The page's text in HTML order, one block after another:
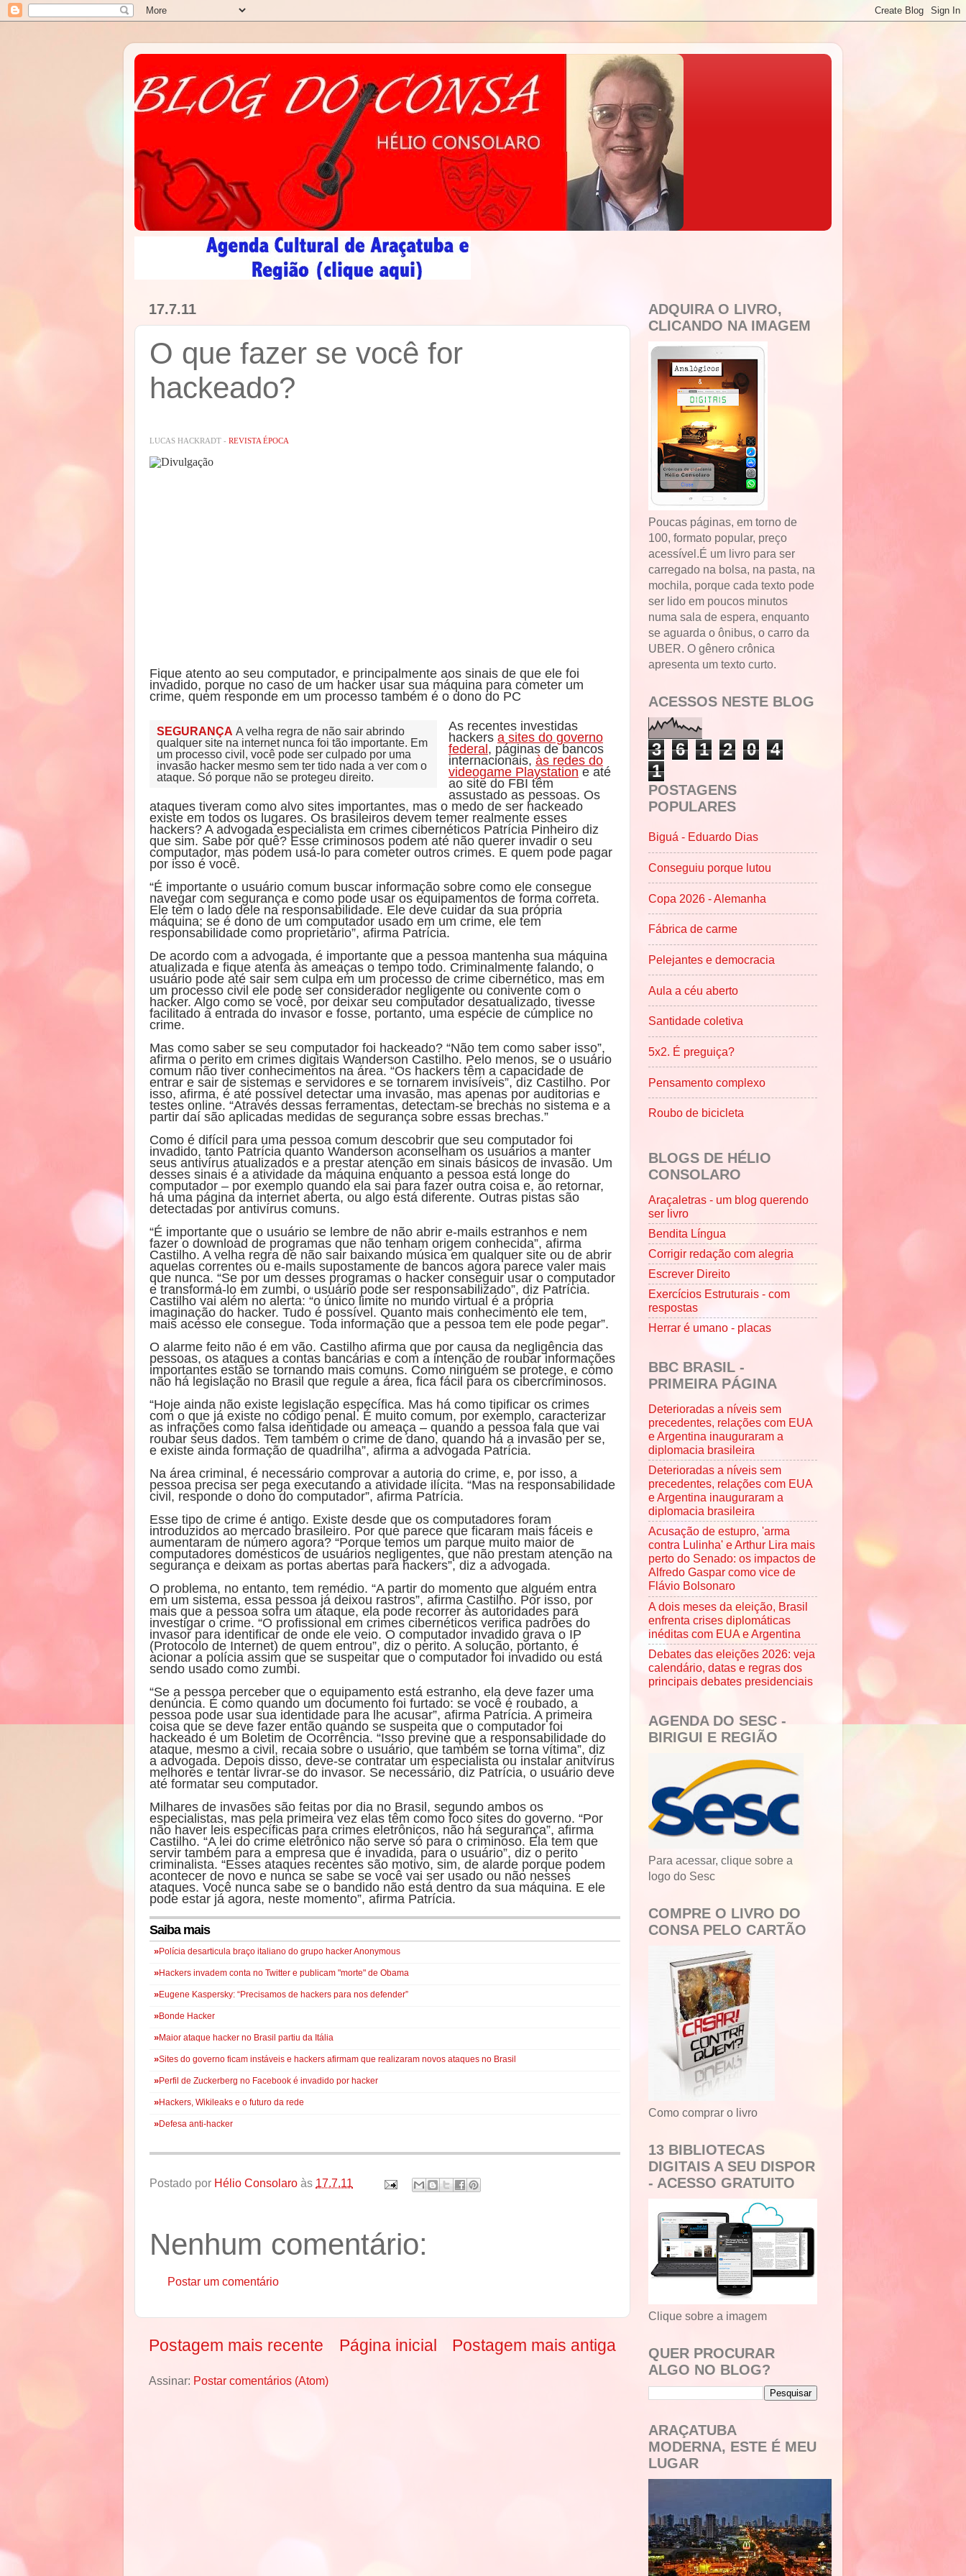
17.7.11
O que fazer se você for
hackeado?
LUCAS HACKRADT - REVISTA ÉPOCA
Fique atento ao seu computador, e principalmente aos sinais de que ele foi
invadido, porque no caso de um hacker usar sua máquina para cometer um
crime, quem responde em um processo também é o dono do PC
SEGURANÇA A velha regra de não sair abrindo
qualquer site na internet nunca foi tão importante. Em
um processo civil, você pode ser culpado por uma
invasão hacker mesmo sem ter tido nada a ver com o
ataque. Só porque não se protegeu direito.
As recentes investidas
hackers a sites do governo
federal , páginas de bancos
internacionais, às redes do
videogame Playstation e até
ao site do FBI têm
assustado as pessoas. Os
ataques tiveram como alvo sites importantes, mas o medo de ser hackeado
existe em todos os lugares. Os brasileiros devem temer realmente esses
hackers? A advogada especialista em crimes cibernéticos Patrícia Pinheiro diz
que sim. Sabe por quê? Esse criminosos podem até não querer invadir o seu
computador, mas podem usá-lo para cometer outros crimes. E quem pode pagar
por isso é você.
“É importante o usuário comum buscar informação sobre como ele consegue
navegar com segurança e como pode usar os equipamentos de forma correta.
Ele tem o lado dele na responsabilidade. Ele deve cuidar da sua própria
máquina; se é dono de um computador usado em um crime, ele tem
responsabilidade como proprietário”, afirma Patrícia.
De acordo com a advogada, é importante que a pessoa mantenha sua máquina
atualizada e fique atenta às ameaças o tempo todo. Criminalmente falando, o
usuário pode até sair sem culpa em um processo de crime cibernético, mas em
um processo civil ele pode ser considerador negligente ou conivente com o
hacker. Algo como se você, por deixar seu computador desatualizado, tivesse
facilitado a entrada do invasor e fosse, portanto, uma espécie de cúmplice no
crime.
Mas como saber se seu computador foi hackeado? “Não tem como saber isso”,
afirma o perito em crimes digitais Wanderson Castilho. Pelo menos, se o usuário
comum não tiver conhecimentos na área. “Os hackers têm a capacidade de
entrar e sair de sistemas e servidores e se tornarem invisíveis”, diz Castilho. Por
isso, afirma, é até possível detectar uma invasão, mas apenas por auditorias e
testes online. “Através dessas ferramentas, detectam-se brechas no sistema e a
partir daí são aplicadas medidas de segurança sobre essas brechas.”
Como é difícil para uma pessoa comum descobrir que seu computador foi
invadido, tanto Patrícia quanto Wanderson aconselham os usuários a manter
seus antivírus atualizados e a prestar atenção em sinais básicos de invasão. Um
desses sinais é a atividade da máquina enquanto a pessoa está longe do
computador – por exemplo quando ela sai para fazer outra coisa e, ao retornar,
há uma página da internet aberta, ou algo está diferente. Outras pistas são
detectadas por antivírus comuns.
“É importante que o usuário se lembre de não abrir e-mails estranhos e nem
fazer o download de programas que não tenham origem conhecida”, afirma
Castilho. A velha regra de não sair baixando música em qualquer site ou de abrir
aquelas correntes ou e-mails supostamente de bancos agora parece valer mais
que nunca. “Se por um desses programas o hacker conseguir usar o computador
e transformá-lo em zumbi, o usuário pode ser responsabilizado”, diz Patrícia.
Castilho vai além no alerta: “o único limite no mundo virtual é a própria
imaginação do hacker. Tudo é possível. Quanto mais conhecimento ele tem,
mais acesso ele consegue. Toda informação que a pessoa tem ele pode pegar”.
O alarme feito não é em vão. Castilho afirma que por causa da negligência das
pessoas, os ataques a contas bancárias e com a intenção de roubar informações
importantes estão se tornando mais comuns. Como ninguém se protege, e como
não há legislação no Brasil que regule a área, fica fácil para os cibercriminosos.
“Hoje ainda não existe legislação específica. Mas há como tipificar os crimes
com o que já existe no código penal. É muito comum, por exemplo, caracterizar
as infrações como falsa identidade ou ameaça – quando a pessoa fala que vai
roubar seus dados. Tem também o crime de dano, quando há a invasão per se,
e existe ainda formação de quadrilha”, afirma a advogada Patrícia.
Na área criminal, é necessário comprovar a autoria do crime, e, por isso, a
pessoa precisa ser pega executando a atividade ilícita. “Mas na responsabilidade
civil, responde o dono do computador”, afirma Patrícia.
Esse tipo de crime é antigo. Existe desde que os computadores foram
introduzidos ao mercado brasileiro. Por que parece que ficaram mais fáceis e
aumentaram de número agora? “Porque temos um parque muito maior de
computadores domésticos de usuários negligentes, que não prestam atenção na
segurança e deixam as portas abertas para hackers”, diz a advogada.
O problema, no entanto, tem remédio. “A partir do momento que alguém entra
em um sistema, essa pessoa já deixou rastros”, afirma Castilho. Por isso, por
mais que a pessoa sofra um ataque, ela pode recorrer às autoridades para
investigar o crime. “O profissional em crimes cibernéticos verifica padrões do
invasor para identificar de onde ele veio. O computador invadido grava o IP
(Protocolo de Internet) de quem entrou”, diz o perito. A solução, portanto, é
acionar a polícia assim que se suspeitar que o computador foi invadido ou está
sendo usado como zumbi.
“Se a pessoa perceber que o equipamento está estranho, ela deve fazer uma
denúncia. É como quando um documento foi furtado: se você é roubado, a
pessoa pode usar sua identidade para lhe acusar”, afirma Patrícia. A primeira
coisa que se deve fazer então quando se suspeita que o computador foi
hackeado é um Boletim de Ocorrência. “Isso previne que a responsabilidade do
ataque, mesmo a civil, recaia sobre o usuário, que também se torna vítima”, diz
a advogada. Depois disso, deve-se contratar um especialista ou instalar anitvírus
melhores e tentar livrar-se do invasor. Se necessário, diz Patrícia, o usuário deve
até formatar seu computador.
Milhares de invasões são feitas por dia no Brasil, segundo ambos os
especialistas, mas pela primeira vez elas têm como foco sites do governo. “Por
não haver leis específicas para crimes eletrônicos, não há segurança”, afirma
Castilho. “A lei do crime eletrônico não serve só para o criminoso. Ela tem que
servir também para a empresa que é invadida, para o usuário”, diz o perito
criminalista. “Esses ataques recentes são motivo, sim, de alarde porque podem
acontecer de novo e nunca se sabe se você vai ser usado ou não nesses
ataques. Você nunca sabe se o bandido não está dentro da sua máquina. E ele
pode estar já agora, neste momento”, afirma Patrícia.
Saiba mais
»Polícia desarticula braço italiano do grupo hacker Anonymous
»Hackers invadem conta no Twitter e publicam "morte" de Obama
»Eugene Kaspersky: “Precisamos de hackers para nos defender”
»Bonde Hacker
»Maior ataque hacker no Brasil partiu da Itália
»Sites do governo ficam instáveis e hackers afirmam que realizaram novos ataques no Brasil
»Perfil de Zuckerberg no Facebook é invadido por hacker
»Hackers, Wikileaks e o futuro da rede
»Defesa anti-hacker
Postado por Hélio Consolaro às 17.7.11
Nenhum comentário:
Postar um comentário
Postagem mais recente Postagem mais antiga
Página inicial
Assinar: Postar comentários (Atom)
ADQUIRA O LIVRO,
CLICANDO NA IMAGEM
Poucas páginas, em torno de
100, formato popular, preço
acessível.É um livro para ser
carregado na bolsa, na pasta, na
mochila, porque cada texto pode
ser lido em poucos minutos
numa sala de espera, enquanto
se aguarda o ônibus, o carro da
UBER. O gênero crônica
apresenta um texto curto.
ACESSOS NESTE BLOG
3 6 1 2 0
4
1
POSTAGENS
POPULARES
Biguá - Eduardo Dias
Conseguiu porque lutou
Copa 2026 - Alemanha
Fábrica de carme
Pelejantes e democracia
Aula a céu aberto
Santidade coletiva
5x2. É preguiça?
Pensamento complexo
Roubo de bicicleta
BLOGS DE HÉLIO
CONSOLARO
Araçaletras - um blog querendo
ser livro
Bendita Língua
Corrigir redação com alegria
Escrever Direito
Exercícios Estruturais - com
respostas
Herrar é umano - placas
BBC BRASIL -
PRIMEIRA PÁGINA
Deterioradas a níveis sem
precedentes, relações com EUA
e Argentina inauguraram a
diplomacia brasileira
Deterioradas a níveis sem
precedentes, relações com EUA
e Argentina inauguraram a
diplomacia brasileira
Acusação de estupro, 'arma
contra Lulinha' e Arthur Lira mais
perto do Senado: os impactos de
Alfredo Gaspar como vice de
Flávio Bolsonaro
A dois meses da eleição, Brasil
enfrenta crises diplomáticas
inéditas com EUA e Argentina
Debates das eleições 2026: veja
calendário, datas e regras dos
principais debates presidenciais
AGENDA DO SESC -
BIRIGUI E REGIÃO
Para acessar, clique sobre a
logo do Sesc
COMPRE O LIVRO DO
CONSA PELO CARTÃO
Como comprar o livro
13 BIBLIOTECAS
DIGITAIS A SEU DISPOR
- ACESSO GRATUITO
Clique sobre a imagem
QUER PROCURAR
ALGO NO BLOG?
ARAÇATUBA
MODERNA, ESTE É MEU
LUGAR